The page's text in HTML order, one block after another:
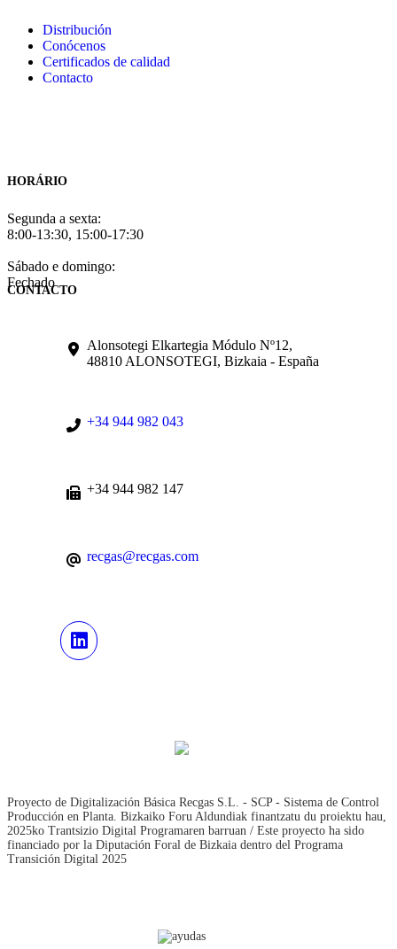
Distribución
Conócenos
Certificados de calidad
Contacto
HORÁRIO
Segunda a sexta:
8:00-13:30, 15:00-17:30
Sábado e domingo:
Fechado
CONTACTO
Alonsotegi Elkartegia Módulo Nº12,
48810 ALONSOTEGI, Bizkaia - España
+34 944 982 043
+34 944 982 147
recgas@recgas.com
Proyecto de Digitalización Básica Recgas S.L. - SCP - Sistema de Control
Producción en Planta. Bizkaiko Foru Aldundiak finantzatu du proiektu hau,
2025ko Trantsizio Digital Programaren barruan / Este proyecto ha sido
financiado por la Diputación Foral de Bizkaia dentro del Programa
Transición Digital 2025